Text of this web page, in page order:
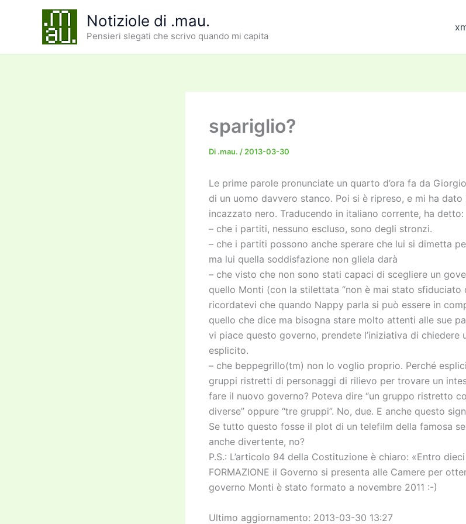
Notiziole di .mau.
Pensieri slegati che scrivo quando mi capita
spariglio?
Di .mau. / 2013-03-30
Le prime parole pronunciate un quarto d’ora fa da
di un uomo davvero stanco. Poi si è ripreso, e mi ha dato
incazzato nero. Traducendo in italiano corrente, ha detto:
– che i partiti, nessuno escluso, sono degli stronzi.
– che i partiti possono anche sperare che lui si dimetta
ma lui quella soddisfazione non gliela darà
– che visto che non sono stati capaci di scegliere un
quello Monti (con la stilettata “non è mai stato sfiduciato
ricordatevi che quando Nappy parla si può essere in
quello che dice ma bisogna stare molto attenti alle sue
vi piace questo governo, prendete l’iniziativa di chiedere
esplicito.
– che beppegrillo(tm) non lo voglio proprio. Perché
gruppi ristretti di personaggi di rilievo per trovare un
fare il nuovo governo? Poteva dire “un gruppo ristretto
diverse” oppure “tre gruppi”. No, due. E anche questo
Se tutto questo fosse il plot di un telefilm della famosa
anche divertente, no?
P.S.: L’articolo 94 della Costituzione è chiaro: «Entro
FORMAZIONE il Governo si presenta alle Camere per
governo Monti è stato formato a novembre 2011 :-)
Ultimo aggiornamento: 2013-03-30 13:27